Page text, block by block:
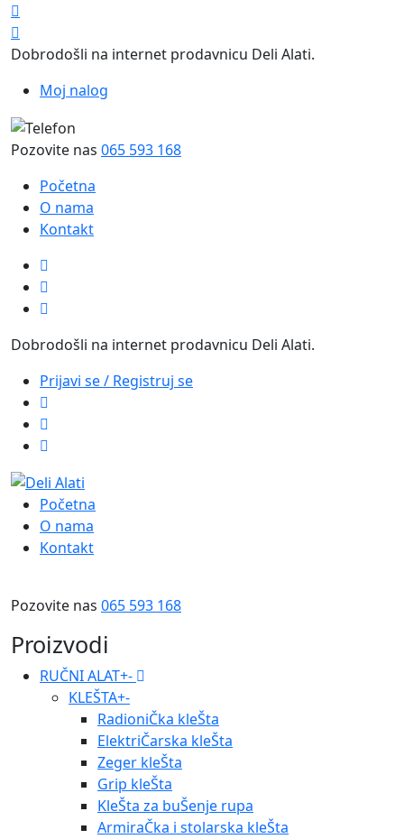
Dobrodošli na internet prodavnicu Deli Alati.
Moj nalog
Pozovite nas 065 593 168
Početna
O nama
Kontakt
Dobrodošli na internet prodavnicu Deli Alati.
Prijavi se / Registruj se
Početna
O nama
Kontakt
Pozovite nas 065 593 168
Proizvodi
RUČNI ALAT+-
KLEŠTA+-
RadioniČka kleŠta
ElektriČarska kleŠta
Zeger kleŠta
Grip kleŠta
KleŠta za buŠenje rupa
ArmiraČka i stolarska kleŠta